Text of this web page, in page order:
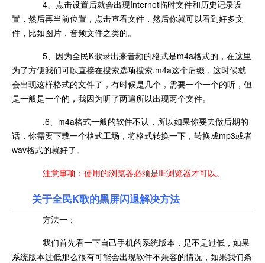
4、点击设置后就会出现Internet临时文件和历史记录设
置，然后再当前位置，点击查看文件，然后你就可以看到好多文
件，比如图片，音频文件之类的。
5、因为全民K歌录出来音频的格式是m4a格式的，在这里
为了方便我们可以直接在搜索选项搜索.m4a这个后缀，这时候就
会出现这样格式的文件了，有时候是几个，需要一个一个的听，但
是一般是一个的，我因为听了两遍所以出现两个文件。
.6、m4a格式一般的软件不认，所以如果你要去做后期的
话，你需要下载一个格式工场，将格式转换一下，转换成mp3或者
wav格式的就好了。
注意事项：使用的浏览器必须是IE浏览器才可以。
关于全民K歌的黑屏闪退解决方法
方法一：
我们首先看一下自己手机的系统版本，是不是过低，如果
系统版本过低那么很有可能会出现软件不兼容的情况，如果我们条